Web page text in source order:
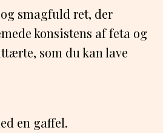
smagfuld ret, der
konsistens af feta og
som du kan lave
en gaffel.